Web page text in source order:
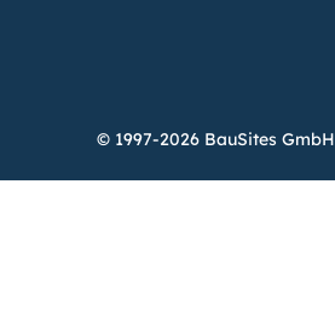
© 1997-2026 BauSites GmbH